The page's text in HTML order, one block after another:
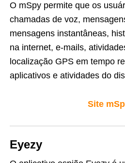
O mSpy permite que os
chamadas de voz,
mensagens instantâneas,
na internet, e-mails,
localização GPS em tempo
aplicativos e atividades do
Site
Eyezy